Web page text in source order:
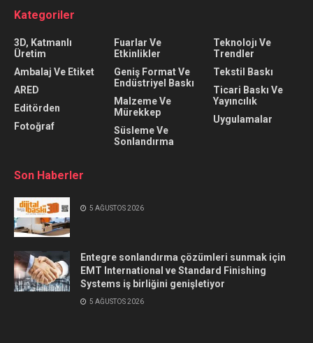
Kategoriler
3D, Katmanlı
Üretim
Ambalaj Ve Etiket
ARED
Editörden
Fotoğraf
Fuarlar Ve
Etkinlikler
Geniş Format Ve
Endüstriyel Baskı
Malzeme Ve
Mürekkep
Süsleme Ve
Sonlandırma
Teknolojı Ve
Trendler
Tekstil Baskı
Ticari Baskı Ve
Yayıncılık
Uygulamalar
Son Haberler
5 AĞUSTOS 2026
Entegre sonlandırma çözümleri sunmak için
EMT International ve Standard Finishing
Systems iş birliğini genişletiyor
5 AĞUSTOS 2026